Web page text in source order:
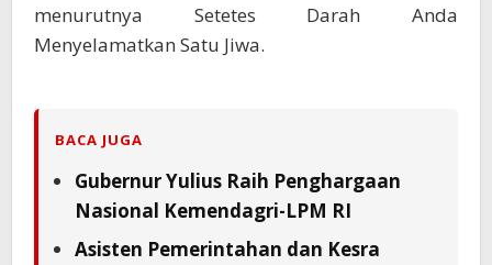
menurutnya Setetes Darah Anda
Menyelamatkan Satu Jiwa.
BACA JUGA
Gubernur Yulius Raih Penghargaan
Nasional Kemendagri-LPM RI
Asisten Pemerintahan dan Kesra